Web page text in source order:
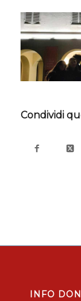
Condividi
INFO